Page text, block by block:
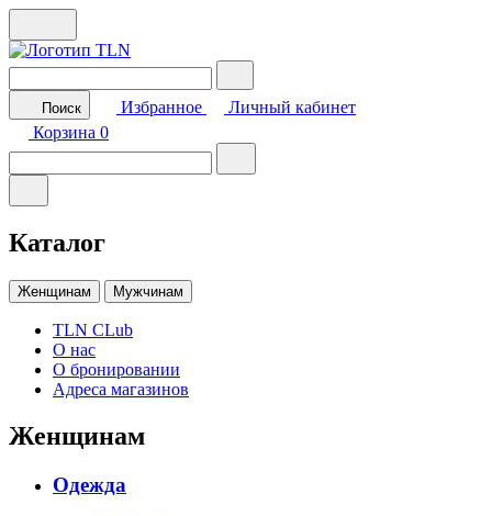
Поиск Избранное
Личный кабинет
Корзина 0
Каталог
Женщинам Мужчинам
TLN CLub
О нас
О бронировании
Адреса магазинов
Женщинам
Одежда